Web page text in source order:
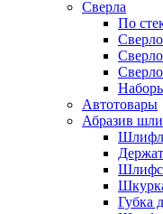
Сверла
По
Автотовары
Абразив
Губка